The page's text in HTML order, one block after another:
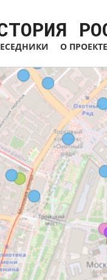
О ПРОЕКТЕ